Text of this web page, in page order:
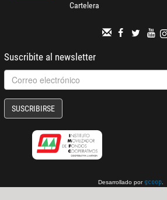
Cartelera
Suscribite al newsletter
SUSCRIBIRSE
Desarrollado por gcoop